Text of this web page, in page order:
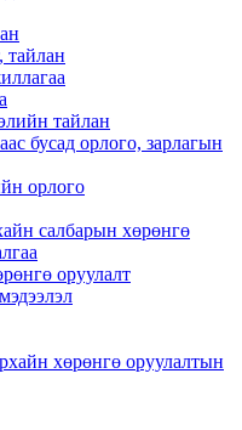
тайлан
тайлан
бусад орлого, зарлагын
орлого
салбарын хөрөнгө
оруулалт
хөрөнгө оруулалтын